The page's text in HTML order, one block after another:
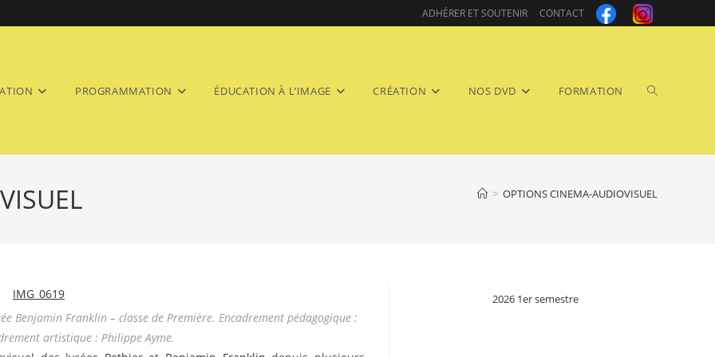
ADHÉRER ET SOUTENIR CONTACT
PROGRAMMATION ÉDUCATION À L’IMAGE CRÉATION NOS DVD FORMATION Toggle
> OPTIONS CINEMA-AUDIOVISUEL
Benjamin Franklin – classe de Première. Encadrement pédagogique :
artistique : Philippe Ayme.
2026 1er semestre